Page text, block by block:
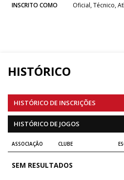
INSCRITO COMO Oficial, Técnico,
HISTÓRICO
HISTÓRICO DE INSCRIÇÕES
HISTÓRICO DE JOGOS
ASSOCIAÇÃO CLUBE
SEM RESULTADOS